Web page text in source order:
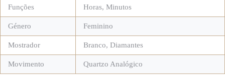
Funções Horas, Minutos
Género Feminino
Mostrador Branco, Diamantes
Movimento Quartzo Analógico